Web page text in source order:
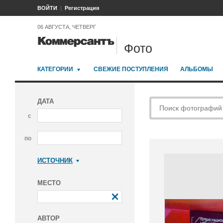
ВОЙТИ Регистрация
06 АВГУСТА, ЧЕТВЕРГ
Фото
КАТЕГОРИИ СВЕЖИЕ ПОСТУПЛЕНИЯ АЛЬБОМЫ
ДАТА
с
по
ИСТОЧНИК
МЕСТО
АВТОР